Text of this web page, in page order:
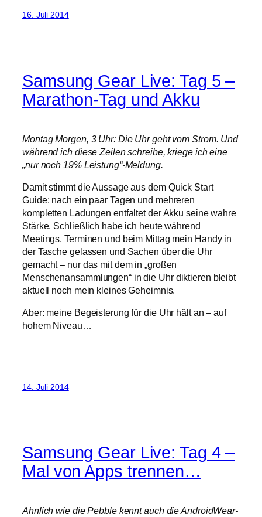
16. Juli 2014
Samsung Gear Live: Tag 5 –
Marathon-Tag und Akku
Montag Morgen, 3 Uhr: Die Uhr geht vom Strom. Und
während ich diese Zeilen schreibe, kriege ich eine
„nur noch 19% Leistung“-Meldung.
Damit stimmt die Aussage aus dem Quick Start
Guide: nach ein paar Tagen und mehreren
kompletten Ladungen entfaltet der Akku seine wahre
Stärke. Schließlich habe ich heute während
Meetings, Terminen und beim Mittag mein Handy in
der Tasche gelassen und Sachen über die Uhr
gemacht – nur das mit dem in „großen
Menschenansammlungen“ in die Uhr diktieren bleibt
aktuell noch mein kleines Geheimnis.
Aber: meine Begeisterung für die Uhr hält an – auf
hohem Niveau…
14. Juli 2014
Samsung Gear Live: Tag 4 –
Mal von Apps trennen…
Ähnlich wie die Pebble kennt auch die AndroidWear-